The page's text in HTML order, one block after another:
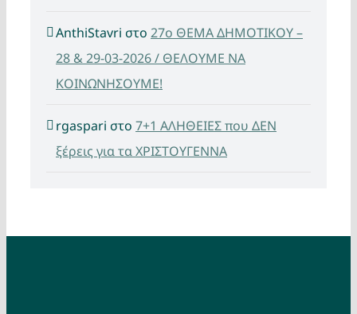
AnthiStavri στο 27ο ΘΕΜΑ ΔΗΜΟΤΙΚΟΥ –
28 & 29-03-2026 / ΘΕΛΟΥΜΕ ΝΑ
ΚΟΙΝΩΝΗΣΟΥΜΕ!
rgaspari στο 7+1 ΑΛΗΘΕΙΕΣ που ΔΕΝ
ξέρεις για τα ΧΡΙΣΤΟΥΓΕΝΝΑ